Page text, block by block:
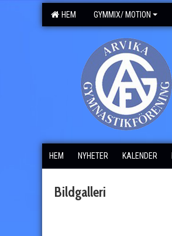
HEM GYMMIX/ MOTION
HEM NYHETER KALENDER
Bildgalleri